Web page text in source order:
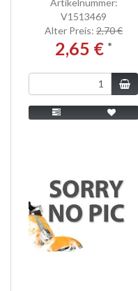
V1513469
Alter Preis: 2,70 €
2,65 € *